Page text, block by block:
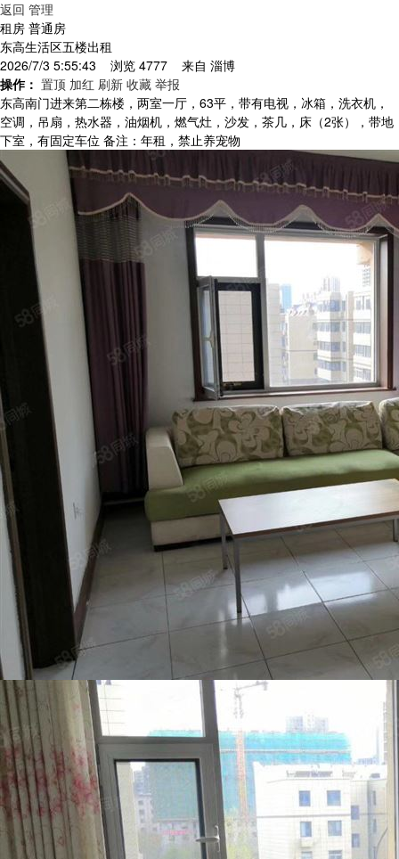
返回 管理
租房 普通房
东高生活区五楼出租
2026/7/3 5:55:43 浏览 4777 来自 淄博
操作： 置顶 加红 刷新 收藏 举报
东高南门进来第二栋楼，两室一厅，63平，带有电视，冰箱，洗衣机，
空调，吊扇，热水器，油烟机，燃气灶，沙发，茶几，床（2张），带地
下室，有固定车位 备注：年租，禁止养宠物